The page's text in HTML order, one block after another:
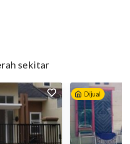
Utama Rawat Inap
sekitar
Dijual